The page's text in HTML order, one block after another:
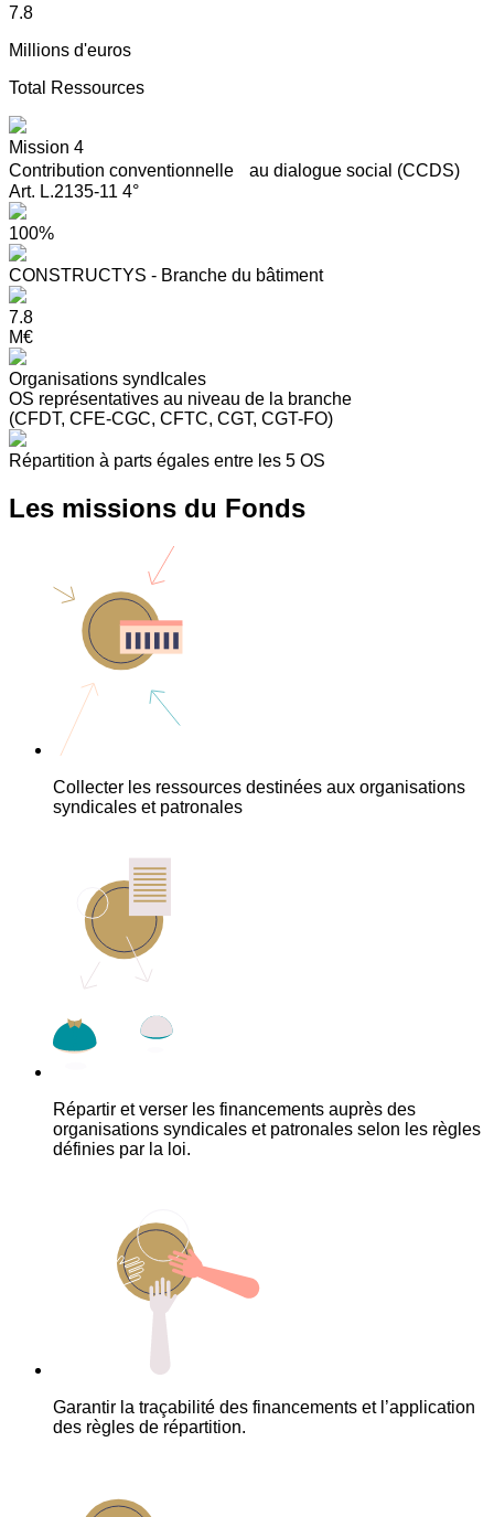
7.8
Millions d'euros
Total Ressources
Mission 4
Contribution conventionnelle au dialogue social (CCDS)
Art. L.2135-11 4°
100%
CONSTRUCTYS - Branche du bâtiment
7.8
M€
Organisations syndIcales
OS représentatives au niveau de la branche
(CFDT, CFE-CGC, CFTC, CGT, CGT-FO)
Répartition à parts égales entre les 5 OS
Les missions du Fonds
Collecter les ressources destinées aux organisations
syndicales et patronales
Répartir et verser les financements auprès des
organisations syndicales et patronales selon les règles
définies par la loi.
Garantir la traçabilité des financements et l’application
des règles de répartition.